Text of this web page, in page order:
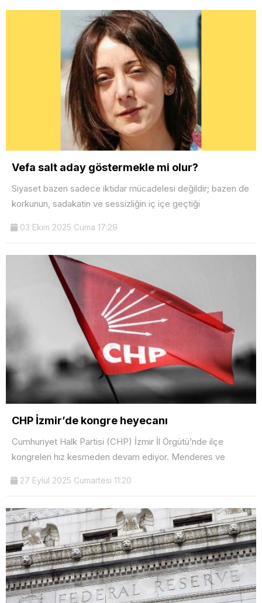
Vefa salt aday göstermekle mi olur?
Siyaset bazen sadece iktidar mücadelesi değildir; bazen de
korkunun, sadakatin ve sessizliğin iç içe geçtiği
03 Ekim 2025 Cuma 17:29
CHP İzmir’de kongre heyecanı
Cumhuriyet Halk Partisi (CHP) İzmir İl Örgütü’nde ilçe
kongreleri hız kesmeden devam ediyor. Menderes ve
27 Eylül 2025 Cumartesi 11:20